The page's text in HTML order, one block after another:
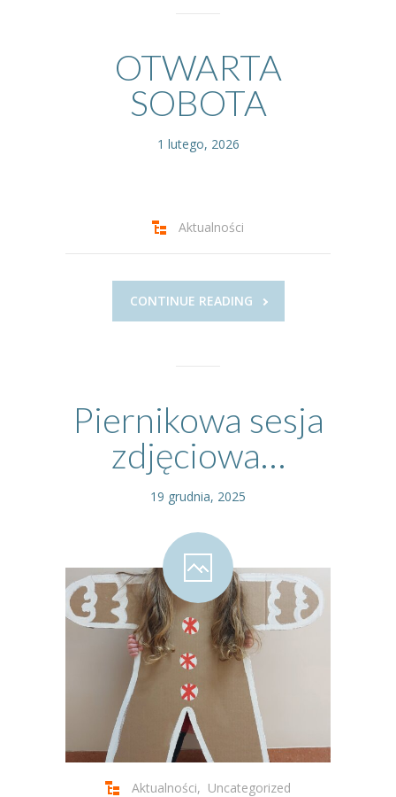
OTWARTA
SOBOTA
1 lutego, 2026
Aktualności
CONTINUE READING
Piernikowa sesja
zdjęciowa…
19 grudnia, 2025
Aktualności, Uncategorized